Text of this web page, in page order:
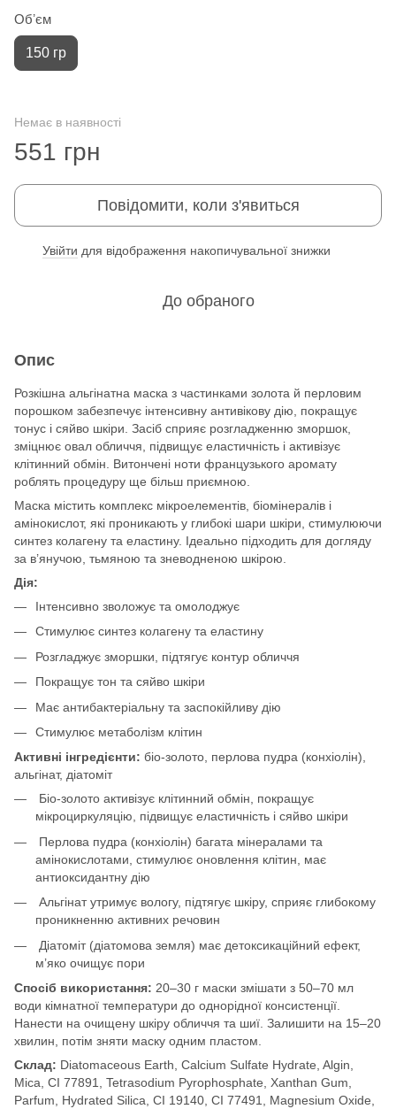
Обʼєм
150 гр
Немає в наявності
551 грн
Повідомити, коли з'явиться
Увійти для відображення накопичувальної знижки
До обраного
Опис
Розкішна альгінатна маска з частинками золота й перловим
порошком забезпечує інтенсивну антивікову дію, покращує
тонус і сяйво шкіри. Засіб сприяє розгладженню зморшок,
зміцнює овал обличчя, підвищує еластичність і активізує
клітинний обмін. Витончені ноти французького аромату
роблять процедуру ще більш приємною.
Маска містить комплекс мікроелементів, біомінералів і
амінокислот, які проникають у глибокі шари шкіри, стимулюючи
синтез колагену та еластину. Ідеально підходить для догляду
за в’янучою, тьмяною та зневодненою шкірою.
Дія:
Інтенсивно зволожує та омолоджує
Стимулює синтез колагену та еластину
Розгладжує зморшки, підтягує контур обличчя
Покращує тон та сяйво шкіри
Має антибактеріальну та заспокійливу дію
Стимулює метаболізм клітин
Активні інгредієнти: біо-золото, перлова пудра (конхіолін),
альгінат, діатоміт
Біо-золото активізує клітинний обмін, покращує
мікроциркуляцію, підвищує еластичність і сяйво шкіри
Перлова пудра (конхіолін) багата мінералами та
амінокислотами, стимулює оновлення клітин, має
антиоксидантну дію
Альгінат утримує вологу, підтягує шкіру, сприяє глибокому
проникненню активних речовин
Діатоміт (діатомова земля) має детоксикаційний ефект,
м’яко очищує пори
Спосіб використання: 20–30 г маски змішати з 50–70 мл
води кімнатної температури до однорідної консистенції.
Нанести на очищену шкіру обличчя та шиї. Залишити на 15–20
хвилин, потім зняти маску одним пластом.
Склад: Diatomaceous Earth, Calcium Sulfate Hydrate, Algin,
Mica, CI 77891, Tetrasodium Pyrophosphate, Xanthan Gum,
Parfum, Hydrated Silica, CI 19140, CI 77491, Magnesium Oxide,